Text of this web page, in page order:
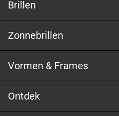
Brillen
Zonnebrillen
Vormen & Frames
Ontdek